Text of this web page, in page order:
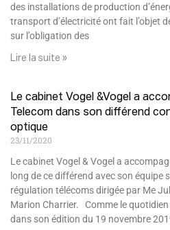
des installations de production
transport d’électricité ont fait l’objet
sur l’obligation des
Lire la suite »
Le cabinet Vogel &Vogel a
Telecom dans son différend
optique
23/11/2020
Le cabinet Vogel & Vogel a
long de ce différend avec son équipe
régulation télécoms dirigée par Me
Marion Charrier. Comme le
dans son édition du 19 novembre